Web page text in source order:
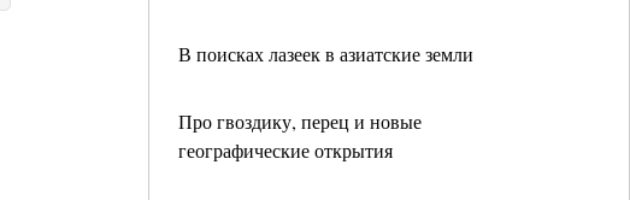
В поисках лазеек в азиатские земли
Про гвоздику, перец и новые
географические открытия